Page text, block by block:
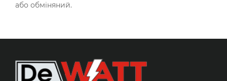
або обміняний.